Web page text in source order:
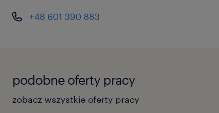
+48 601 390 883
podobne oferty pracy
zobacz wszystkie oferty pracy